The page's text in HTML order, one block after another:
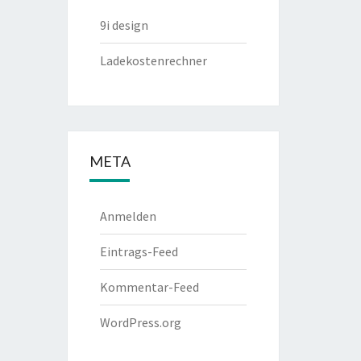
9i design
Ladekostenrechner
META
Anmelden
Eintrags-Feed
Kommentar-Feed
WordPress.org